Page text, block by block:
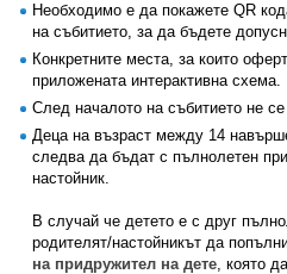
Необходимо е да покажете QR
на събитието, за да бъдете
Конкретните места, за които
приложената интерактивна схема.
След началото на събитието не
Деца на възраст между 14
следва да бъдат с пълнолетен
настойник.
В случай че детето е с друг
родителят/настойникът да
на придружител на дете, която